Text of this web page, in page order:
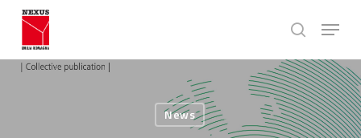
Skip
main
content
search
Menu
News
Menu